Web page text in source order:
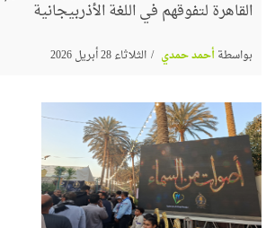
القاهرة لتفوقهم في اللغة الأذربيجانية
بواسطةأحمد حمدي الثلاثاء 28 أبريل 2026